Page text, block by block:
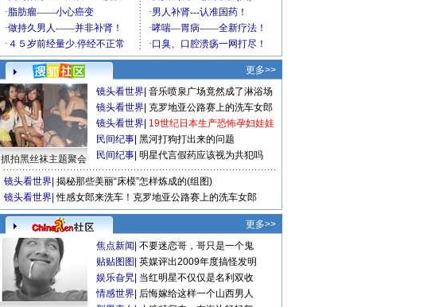
更多>>
抓拍黑丝袜主题聚会
镜头看世界 音乐喷泉广场竟然成了淋浴场
镜头看世界 克罗地亚公路赛上的洗车女郎
镜头看世界 19世纪日本生产恐怖孕妇娃娃
民间纪事 黑河打狗打出来的问题
民间纪事 明星代言假药应该视为共犯吗
镜头看世界 揭秘那些美丽“床模”怎样炼成的(组图)
镜头看世界 性感女郎来洗车！克罗地亚公路赛上的洗车女郎
更多>>
焦点新闻 不要迷恋哥，哥只是一个鬼
贴贴图图 英媒评出2009年度搞怪发明
娱乐旮旯 当红明星不仅仅是名利双收
情感世界 后悔嫁给这样一个山西男人